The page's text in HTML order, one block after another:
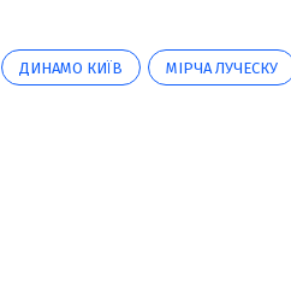
ДИНАМО КИЇВ МІРЧА ЛУЧЕСКУ